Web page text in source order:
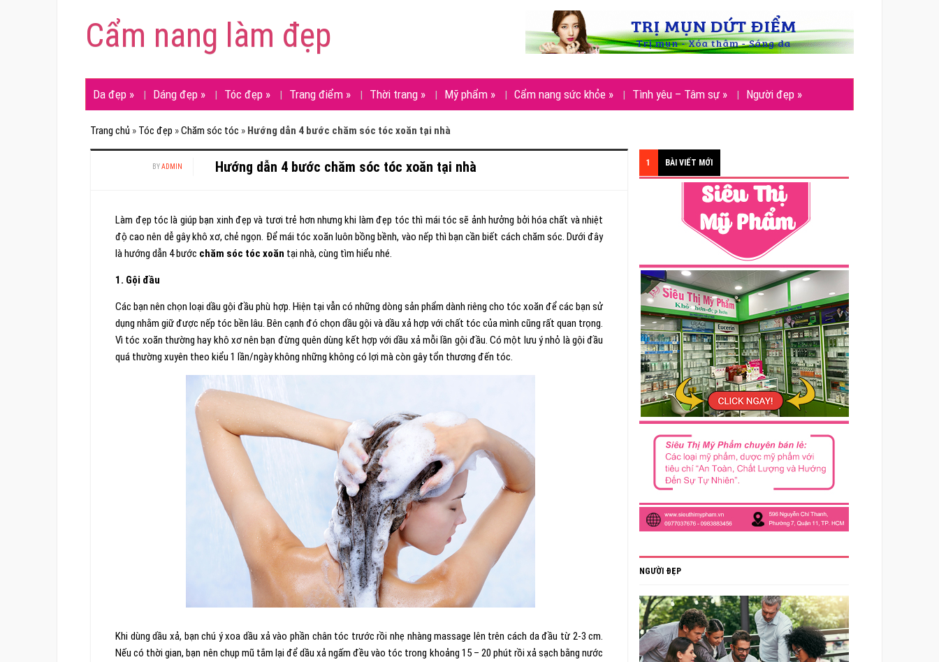
Cẩm nang làm đẹp
Da đẹp » Dáng đẹp » Tóc đẹp » Trang điểm » Thời trang » Mỹ phẩm » Cẩm nang sức khỏe » Tình yêu – Tâm sự » Người đẹp »
Trang chủ » Tóc đẹp »Chăm sóc tóc » Hướng dẫn 4 bước chăm sóc tóc xoăn tại nhà
BYADMIN Hướng dẫn 4 bước chăm sóc tóc xoăn tại nhà
Làm đẹp tóc là giúp bạn xinh đẹp và tươi trẻ hơn nhưng khi làm đẹp tóc thì mái tóc sẽ ảnh hưởng bởi hóa chất và nhiệt
độ cao nên dễ gây khô xơ, chẻ ngọn. Để mái tóc xoăn luôn bồng bềnh, vào nếp thì bạn cần biết cách chăm sóc. Dưới đây
là hướng dẫn 4 bước chăm sóc tóc xoăn tại nhà, cùng tìm hiểu nhé.
1. Gội đầu
Các bạn nên chọn loại dầu gội đầu phù hợp. Hiện tại vẫn có những dòng sản phẩm dành riêng cho tóc xoăn để các bạn sử
dụng nhằm giữ được nếp tóc bền lâu. Bên cạnh đó chọn dầu gội và dầu xả hợp với chất tóc của mình cũng rất quan trọng.
Vì tóc xoăn thường hay khô xơ nên bạn đừng quên dùng kết hợp với dầu xả mỗi lần gội đầu. Có một lưu ý nhỏ là gội đầu
quá thường xuyên theo kiểu 1 lần/ngày không những không có lợi mà còn gây tổn thương đến tóc.
Khi dùng dầu xả, bạn chú ý xoa dầu xả vào phần chân tóc trước rồi nhẹ nhàng massage lên trên cách da đầu từ 2-3 cm.
Nếu có thời gian, bạn nên chụp mũ tắm lại để dầu xả ngấm đều vào tóc trong khoảng 15 – 20 phút rồi xả sạch bằng nước
1 BÀI VIẾT MỚI
NGƯỜI ĐẸP